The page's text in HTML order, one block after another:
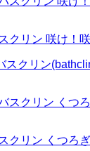
クリン 咲け！
スクリン
クリン くつろ